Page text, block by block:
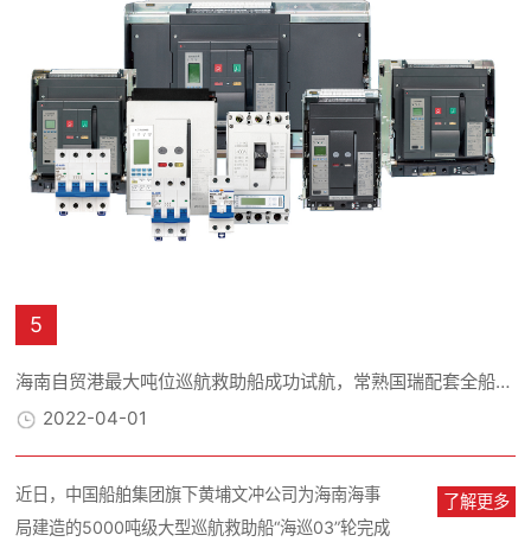
5
海南自贸港最大吨位巡航救助船成功试航，常熟国瑞配套全船套电气设备
2022-04-01
近日，中国船舶集团旗下黄埔文冲公司为海南海事
局建造的5000吨级大型巡航救助船“海巡03”轮完成
了解更多